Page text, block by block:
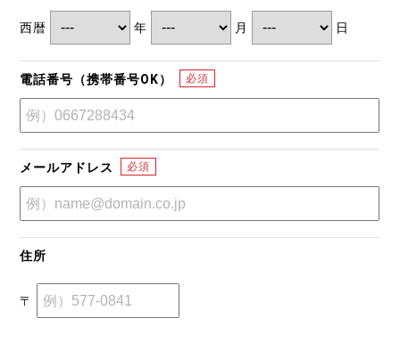
西暦 年 月 日
電話番号（携帯番号OK）
メールアドレス
住所
〒